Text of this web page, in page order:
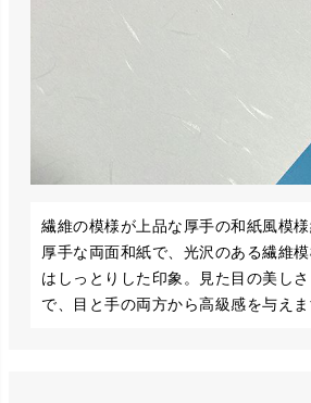
繊維の模様が上品な厚手の和紙風模
厚手な両面和紙で、光沢のある繊維
はしっとりした印象。見た目の美し
で、目と手の両方から高級感を与えま